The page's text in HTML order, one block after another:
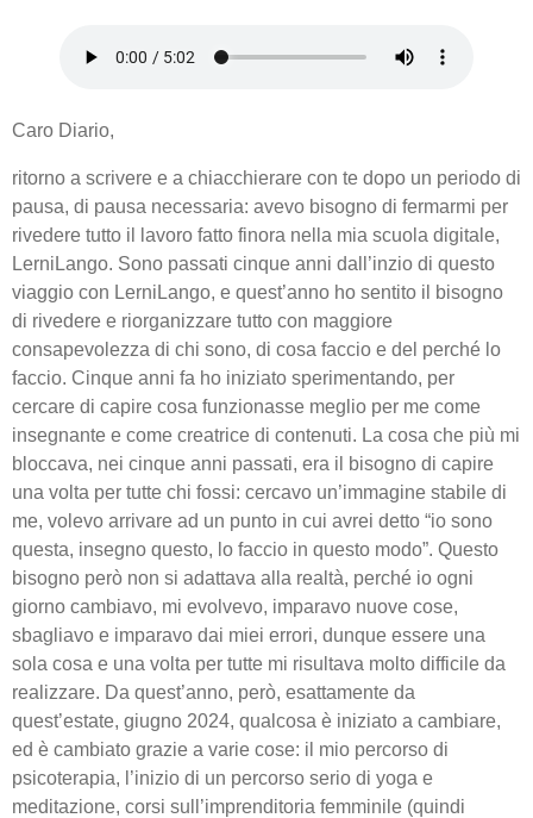
Caro Diario,
ritorno a scrivere e a chiacchierare con te dopo un periodo di
pausa, di pausa necessaria: avevo bisogno di fermarmi per
rivedere tutto il lavoro fatto finora nella mia scuola digitale,
LerniLango. Sono passati cinque anni dall’inzio di questo
viaggio con LerniLango, e quest’anno ho sentito il bisogno
di rivedere e riorganizzare tutto con maggiore
consapevolezza di chi sono, di cosa faccio e del perché lo
faccio. Cinque anni fa ho iniziato sperimentando, per
cercare di capire cosa funzionasse meglio per me come
insegnante e come creatrice di contenuti. La cosa che più mi
bloccava, nei cinque anni passati, era il bisogno di capire
una volta per tutte chi fossi: cercavo un’immagine stabile di
me, volevo arrivare ad un punto in cui avrei detto “io sono
questa, insegno questo, lo faccio in questo modo”. Questo
bisogno però non si adattava alla realtà, perché io ogni
giorno cambiavo, mi evolvevo, imparavo nuove cose,
sbagliavo e imparavo dai miei errori, dunque essere una
sola cosa e una volta per tutte mi risultava molto difficile da
realizzare. Da quest’anno, però, esattamente da
quest’estate, giugno 2024, qualcosa è iniziato a cambiare,
ed è cambiato grazie a varie cose: il mio percorso di
psicoterapia, l’inizio di un percorso serio di yoga e
meditazione, corsi sull’imprenditoria femminile (quindi